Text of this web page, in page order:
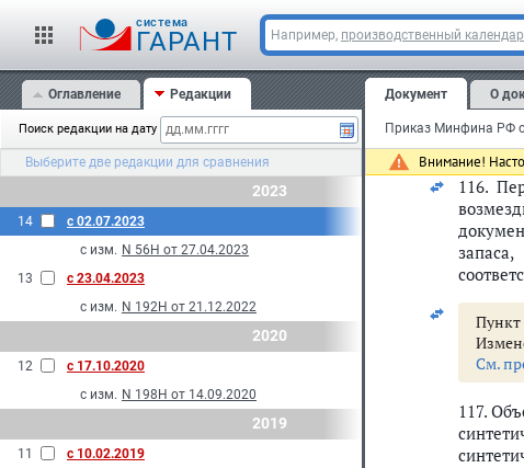
cистема
ГАРАНТ Например, производственный
Оглавление Редакции
Поиск редакции на дату
Выберите две редакции для сравнения
2023
14
с 02.07.2023
с изм. N 56Н от 27.04.2023
13
с 23.04.2023
с изм. N 192Н от 21.12.2022
2020
12
с 17.10.2020
с изм. N 198Н от 14.09.2020
2019
11
с 10.02.2019
Документ О
Внимание!
Датой
минуя
116.
Пункт
См.
117.